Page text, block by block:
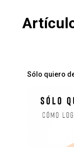
Sólo quiero